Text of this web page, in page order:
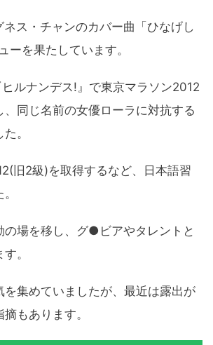
ネス・チャンのカバー曲「ひなげし
ーを果たしています。
ルナンデス!』で東京マラソン2012
同じ名前の女優ローラに対抗する
。
旧2級)を取得するなど、日本語習
の場を移し、グ●ビアやタレントと
。
を集めていましたが、最近は露出が
もあります。